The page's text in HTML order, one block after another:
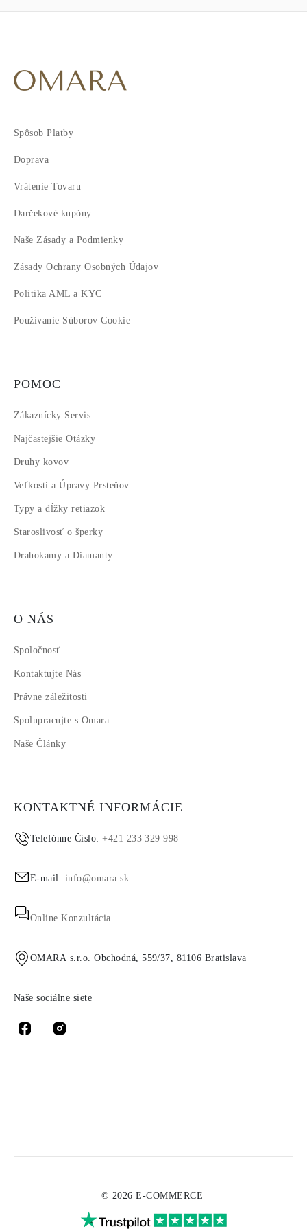
Spôsob Platby
Doprava
Vrátenie Tovaru
Darčekové kupóny
Naše Zásady a Podmienky
Zásady Ochrany Osobných Údajov
Politika AML a KYC
Používanie Súborov Cookie
POMOC
Zákaznícky Servis
Najčastejšie Otázky
Druhy kovov
Veľkosti a Úpravy Prsteňov
Typy a dĺžky retiazok
Staroslivosť o šperky
Drahokamy a Diamanty
O NÁS
Spoločnosť
Kontaktujte Nás
Právne záležitosti
Spolupracujte s Omara
Naše Články
KONTAKTNÉ INFORMÁCIE
Telefónne Číslo:+421 233 329 998
E-mail: info@omara.sk
Online Konzultácia
OMARA s.r.o. Obchodná, 559/37, 81106 Bratislava
Naše sociálne siete
© 2026 E-COMMERCE